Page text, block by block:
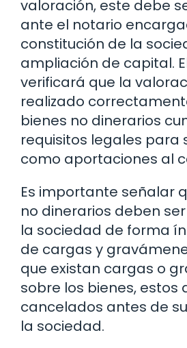
valoración, este debe
ante el notario
constitución de la
ampliación de capital.
verificará que la
realizado
bienes no dinerarios
requisitos legales para
como aportaciones al
Es importante señalar
no dinerarios deben
la sociedad de forma
de cargas y
que existan cargas o
sobre los bienes, estos
cancelados antes de
la sociedad.